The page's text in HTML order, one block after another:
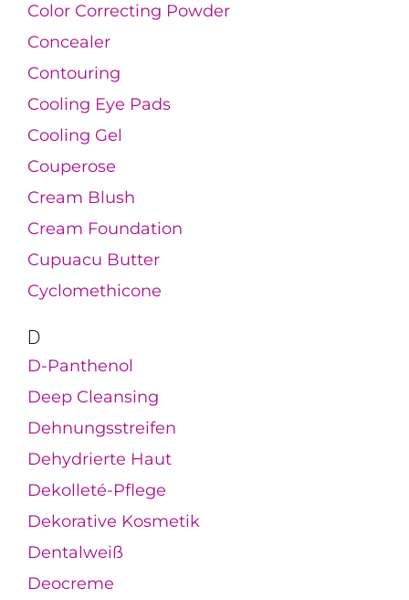
Color Correcting Powder
Concealer
Contouring
Cooling Eye Pads
Cooling Gel
Couperose
Cream Blush
Cream Foundation
Cupuacu Butter
Cyclomethicone
D
D-Panthenol
Deep Cleansing
Dehnungsstreifen
Dehydrierte Haut
Dekolleté-Pflege
Dekorative Kosmetik
Dentalweiß
Deocreme